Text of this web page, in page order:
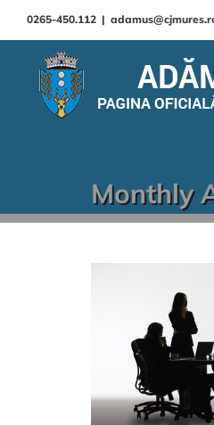
0265-450.112 |
Monthly